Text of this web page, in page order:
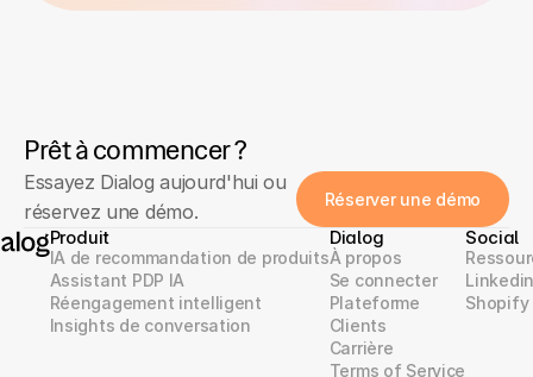
Prêt à commencer ?
Essayez Dialog aujourd'hui ou
réservez une démo.
Réserver une démo
Produit
IA de recommandation de produits
Assistant PDP IA
Réengagement intelligent
Insights de conversation
Dialog
À propos
Se connecter
Plateforme
Clients
Carrière
Terms of Service
Social
Linkedin
Shopify